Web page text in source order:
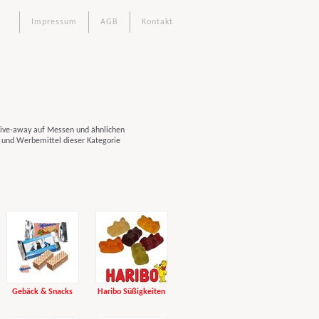
Kontakt
AGB
Impressum
away auf Messen und ähnlichen
Werbemittel dieser Kategorie
Gebäck & Snacks Haribo Süßigkeiten